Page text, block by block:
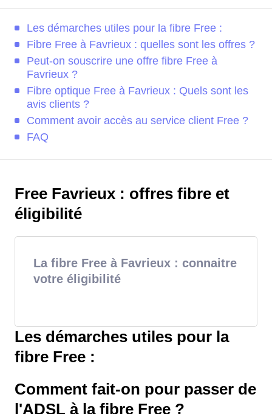
Les démarches utiles pour la fibre Free :
Fibre Free à Favrieux : quelles sont les offres ?
Peut-on souscrire une offre fibre Free à
Favrieux ?
Fibre optique Free à Favrieux : Quels sont les
avis clients ?
Comment avoir accès au service client Free ?
FAQ
Free Favrieux : offres fibre et
éligibilité
La fibre Free à Favrieux : connaitre
votre éligibilité
Les démarches utiles pour la
fibre Free :
Comment fait-on pour passer de
l'ADSL à la fibre Free ?